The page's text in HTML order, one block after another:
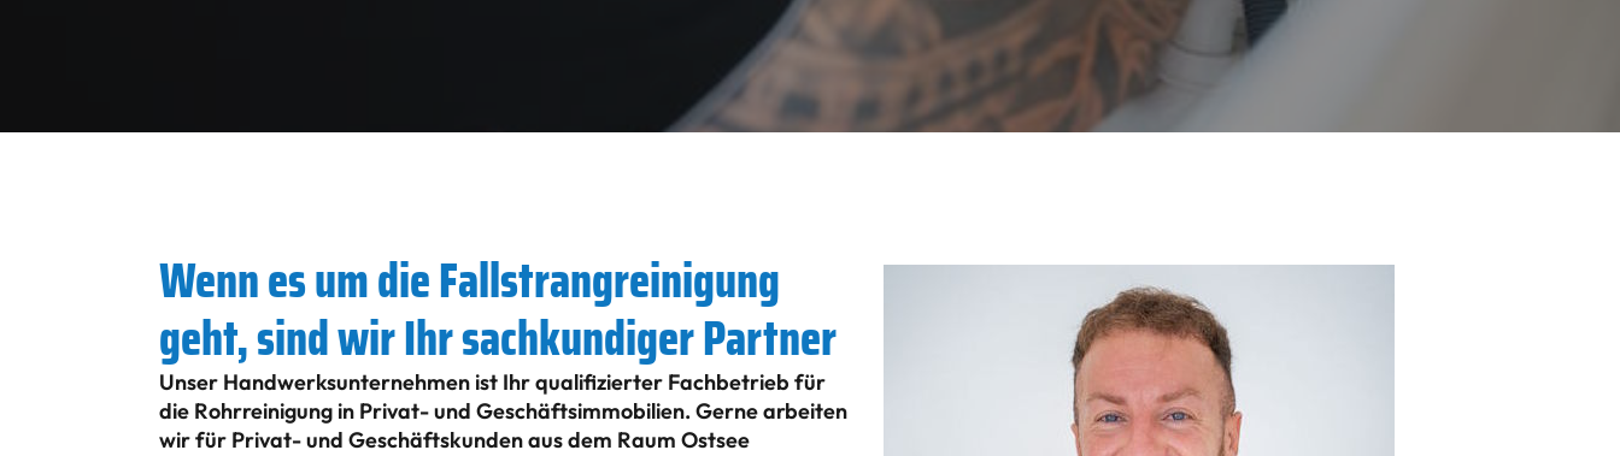
Wenn es um die Fallstrangreinigung
geht, sind wir Ihr sachkundiger Partner
Unser Handwerksunternehmen ist Ihr qualifizierter Fachbetrieb für
die Rohrreinigung in Privat- und Geschäftsimmobilien. Gerne arbeiten
wir für Privat- und Geschäftskunden aus dem Raum Ostsee